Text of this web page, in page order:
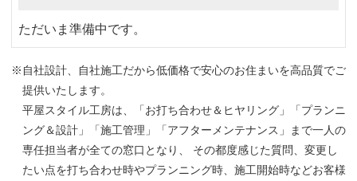
ただいま準備中です。
※自社設計、自社施工だから低価格で安心のお住まいを高品質でご
提供いたします。
平屋スタイル工房は、「お打ち合わせ＆ヒヤリング」「プランニ
ング＆設計」「施工管理」「アフターメンテナンス」まで一人の
専任担当者が全ての窓口となり、 その都度感じた質問、変更し
たい点を打ち合わせ時やプランニング時、施工開始時などお客様